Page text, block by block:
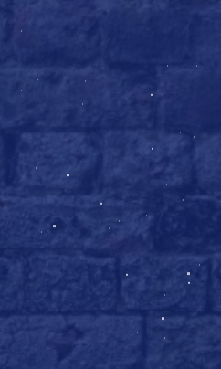
11. Карта мародёров